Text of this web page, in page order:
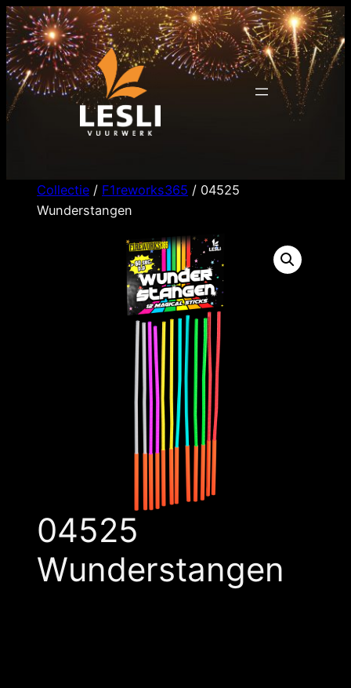
Ga
naar
de
inhoud
Collectie / F1reworks365 / 04525
Wunderstangen
04525
Wunderstangen